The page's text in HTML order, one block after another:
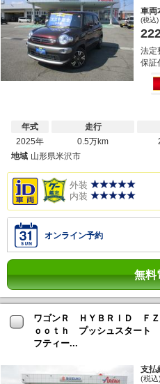
車両
(税込)
法定
保証
年式
2025年
走行
0.5万km
地域 山形県米沢市
外装
内装
オンライン予約
無料
ワゴンＲ ＨＹＢＲＩＤ Ｆ
ｏｏｔｈ プッシュスタート
フティー...
支払
(税込)